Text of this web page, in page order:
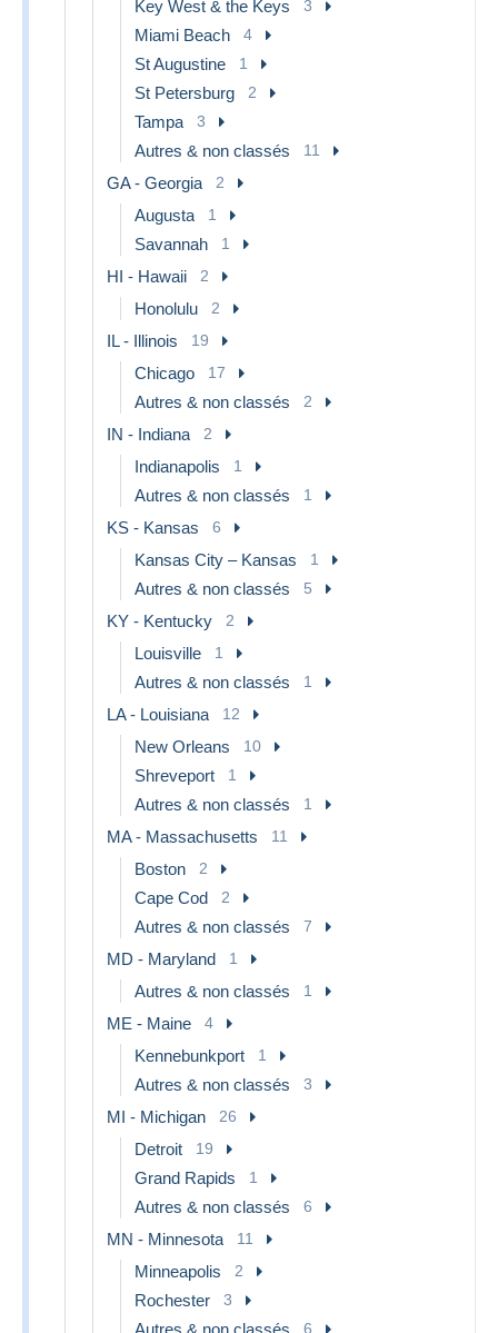
Key West & the Keys 3
Miami Beach 4
St Augustine 1
St Petersburg 2
Tampa 3
Autres & non classés 11
GA - Georgia 2
Augusta 1
Savannah 1
HI - Hawaii 2
Honolulu 2
IL - Illinois 19
Chicago 17
Autres & non classés 2
IN - Indiana 2
Indianapolis 1
Autres & non classés 1
KS - Kansas 6
Kansas City – Kansas 1
Autres & non classés 5
KY - Kentucky 2
Louisville 1
Autres & non classés 1
LA - Louisiana 12
New Orleans 10
Shreveport 1
Autres & non classés 1
MA - Massachusetts 11
Boston 2
Cape Cod 2
Autres & non classés 7
MD - Maryland 1
Autres & non classés 1
ME - Maine 4
Kennebunkport 1
Autres & non classés 3
MI - Michigan 26
Detroit 19
Grand Rapids 1
Autres & non classés 6
MN - Minnesota 11
Minneapolis 2
Rochester 3
Autres & non classés 6